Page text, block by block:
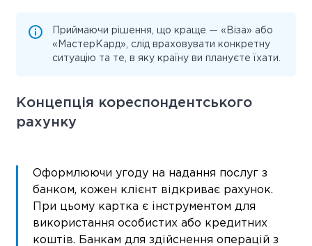
Приймаючи рішення, що краще — «Віза» або
«МастерКард», слід враховувати конкретну
ситуацію та те, в яку країну ви плануєте їхати.
Концепція кореспондентського
рахунку
Оформлюючи угоду на надання послуг з
банком, кожен клієнт відкриває рахунок.
При цьому картка є інструментом для
використання особистих або кредитних
коштів. Банкам для здійснення операцій з